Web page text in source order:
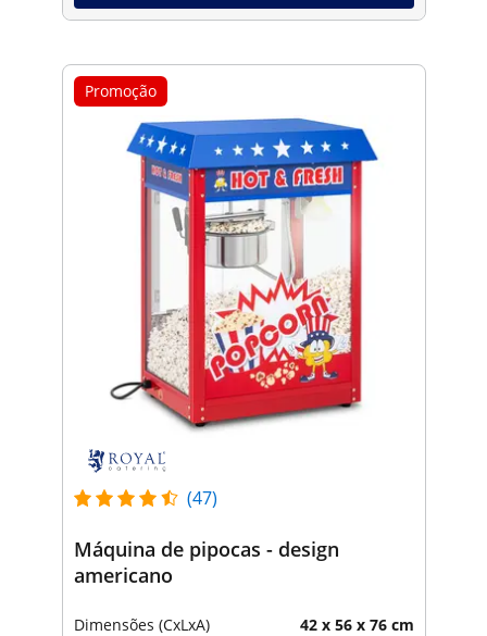
Promoção
(47)
Máquina de pipocas - design
americano
Dimensões (CxLxA) 42 x 56 x 76 cm